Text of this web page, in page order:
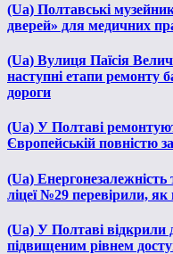
(Ua) Полтавські
дверей» для медичних
(Ua) Вулиця Паїсія
наступні етапи ремонту
дороги
(Ua) У Полтаві
Європейській повністю
(Ua)
ліцеї №29 перевірили,
(Ua) У Полтаві відкрили
підвищеним рівнем